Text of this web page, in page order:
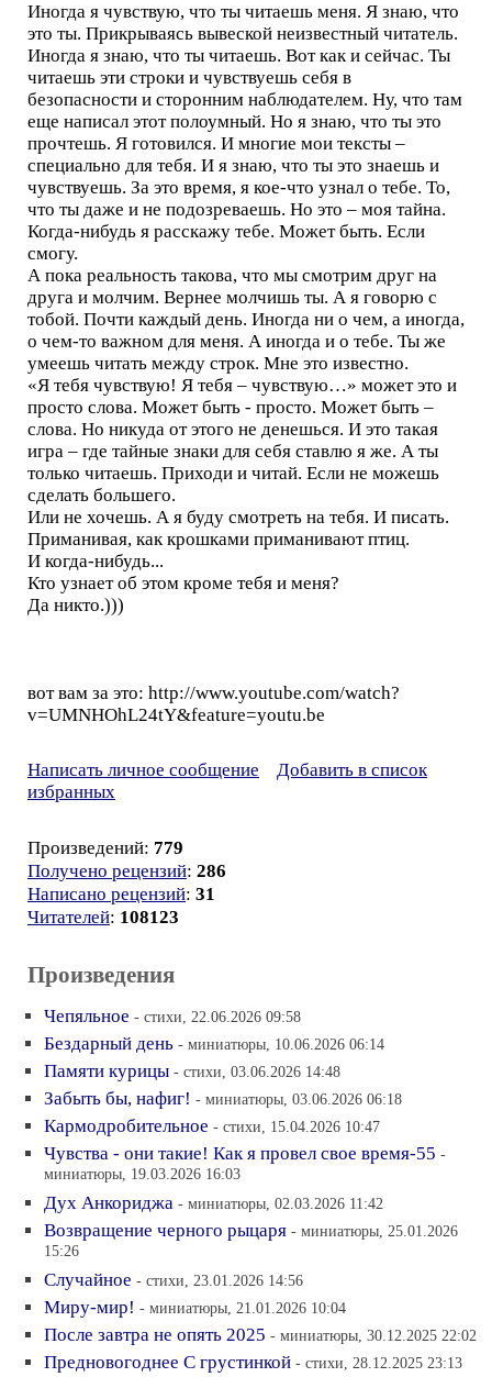
Иногда я чувствую, что ты читаешь меня. Я знаю, что
это ты. Прикрываясь вывеской неизвестный читатель.
Иногда я знаю, что ты читаешь. Вот как и сейчас. Ты
читаешь эти строки и чувствуешь себя в
безопасности и сторонним наблюдателем. Ну, что там
еще написал этот полоумный. Но я знаю, что ты это
прочтешь. Я готовился. И многие мои тексты –
специально для тебя. И я знаю, что ты это знаешь и
чувствуешь. За это время, я кое-что узнал о тебе. То,
что ты даже и не подозреваешь. Но это – моя тайна.
Когда-нибудь я расскажу тебе. Может быть. Если
смогу.
А пока реальность такова, что мы смотрим друг на
друга и молчим. Вернее молчишь ты. А я говорю с
тобой. Почти каждый день. Иногда ни о чем, а иногда,
о чем-то важном для меня. А иногда и о тебе. Ты же
умеешь читать между строк. Мне это известно.
«Я тебя чувствую! Я тебя – чувствую…» может это и
просто слова. Может быть - просто. Может быть –
слова. Но никуда от этого не денешься. И это такая
игра – где тайные знаки для себя ставлю я же. А ты
только читаешь. Приходи и читай. Если не можешь
сделать большего.
Или не хочешь. А я буду смотреть на тебя. И писать.
Приманивая, как крошками приманивают птиц.
И когда-нибудь...
Кто узнает об этом кроме тебя и меня?
Да никто.)))
вот вам за это: http://www.youtube.com/watch?
v=UMNHOhL24tY&feature=youtu.be
Написать личное сообщение
Добавить в список
избранных
Произведений: 779
Получено рецензий: 286
Написано рецензий: 31
Читателей: 108123
Произведения
Чепяльное - стихи, 22.06.2026 09:58
Бездарный день - миниатюры, 10.06.2026 06:14
Памяти курицы - стихи, 03.06.2026 14:48
Забыть бы, нафиг! - миниатюры, 03.06.2026 06:18
Кармодробительное - стихи, 15.04.2026 10:47
Чувства - они такие! Как я провел свое время-55 -
миниатюры, 19.03.2026 16:03
Дух Анкориджа - миниатюры, 02.03.2026 11:42
Возвращение черного рыцаря - миниатюры, 25.01.2026
15:26
Случайное - стихи, 23.01.2026 14:56
Миру-мир! - миниатюры, 21.01.2026 10:04
После завтра не опять 2025 - миниатюры, 30.12.2025 22:02
Предновогоднее С грустинкой - стихи, 28.12.2025 23:13